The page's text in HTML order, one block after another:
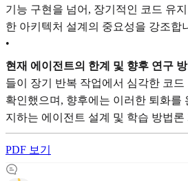
기능 구현을 넘어, 장기적인 코드 유
한 아키텍처 설계의 중요성을 강조합
•
현재 에이전트의 한계 및 향후 연구
들이 장기 반복 작업에서 심각한 코
확인했으며, 향후에는 이러한 퇴화를
지하는 에이전트 설계 및 학습 방법
PDF 보기